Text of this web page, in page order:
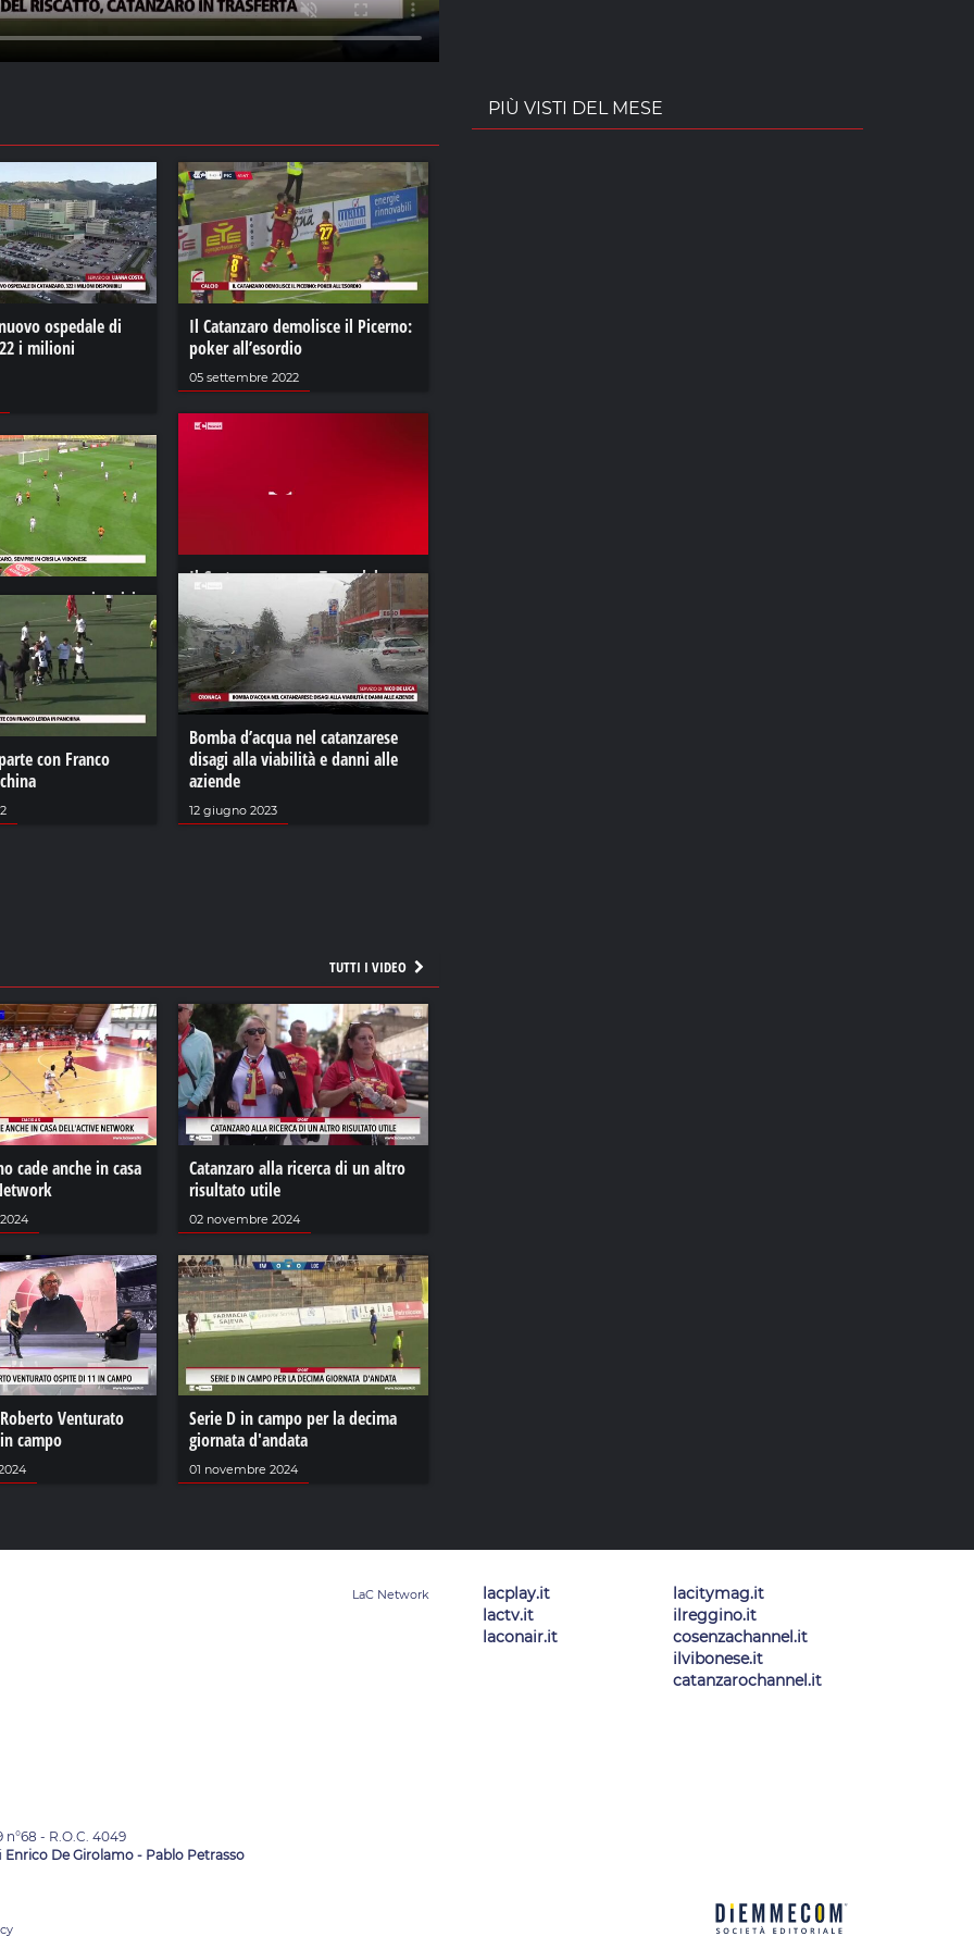
ospedale di
i milioni
Il Catanzaro demolisce il Picerno:
poker all’esordio
05 settembre 2022
Il Crotone espugna Torre del
Greco. Turris battuta 4-2
24 ottobre 2022
sempre in crisi
Bomba d’acqua nel catanzarese
disagi alla viabilità e danni alle
aziende
12 giugno 2023
con Franco
TUTTI I VIDEO
cade anche in casa
Catanzaro alla ricerca di un altro
risultato utile
02 novembre 2024
Venturato
campo
Serie D in campo per la decima
giornata d'andata
01 novembre 2024
PIÙ VISTI DEL MESE
lacplay.it
lactv.it
laconair.it
lacitymag.it
ilreggino.it
cosenzachannel.it
ilvibonese.it
catanzarochannel.it
- R.O.C. 4049
Enrico De Girolamo - Pablo Petrasso